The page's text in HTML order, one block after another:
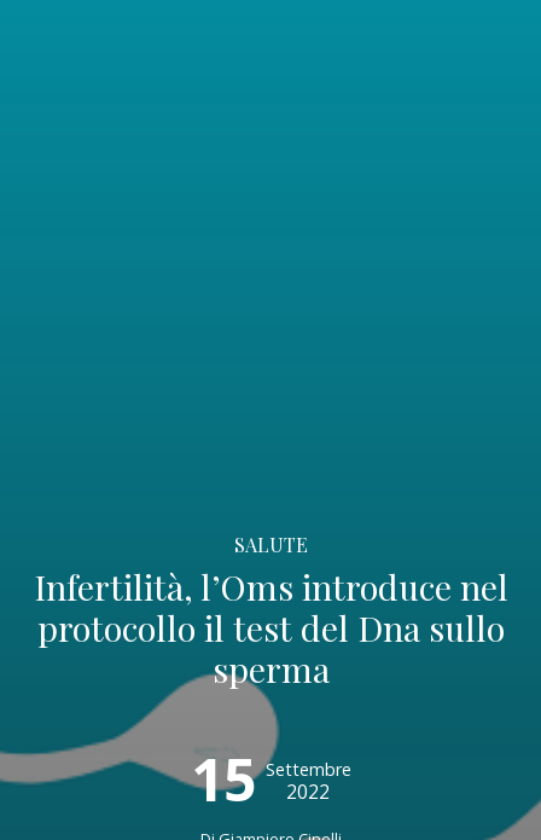
SALUTE
Infertilità, l’Oms introduce nel
protocollo il test del Dna sullo
sperma
15 Settembre
2022